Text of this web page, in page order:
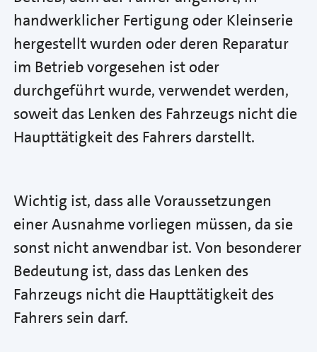
handwerklicher Fertigung oder Kleinserie
hergestellt wurden oder deren Reparatur
im Betrieb vorgesehen ist oder
durchgeführt wurde, verwendet werden,
soweit das Lenken des Fahrzeugs nicht die
Haupttätigkeit des Fahrers darstellt.
Wichtig ist, dass alle Voraussetzungen
einer Ausnahme vorliegen müssen, da sie
sonst nicht anwendbar ist. Von besonderer
Bedeutung ist, dass das Lenken des
Fahrzeugs nicht die Haupttätigkeit des
Fahrers sein darf.